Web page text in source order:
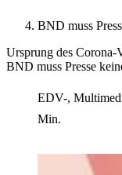
BND muss
Ursprung des Corona-
BND muss Presse
EDV-,
Min.